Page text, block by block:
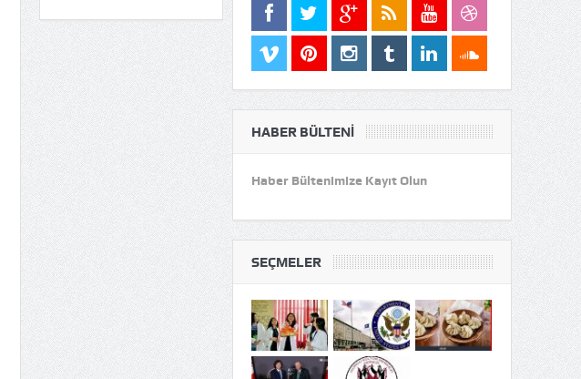
HABER BÜLTENI
Haber Bültenimize Kayıt Olun
SEÇMELER